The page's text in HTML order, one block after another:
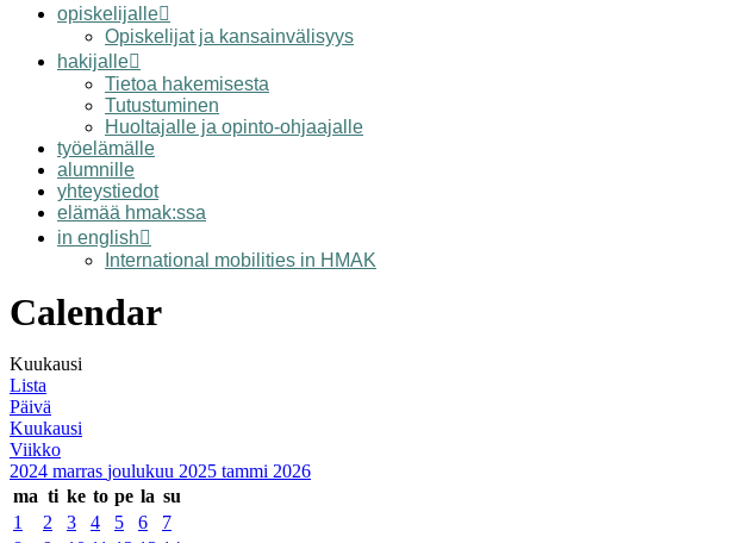
opiskelijalle
Opiskelijat ja kansainvälisyys
hakijalle
Tietoa hakemisesta
Tutustuminen
Huoltajalle ja opinto-ohjaajalle
työelämälle
alumnille
yhteystiedot
elämää hmak:ssa
in english
International mobilities in HMAK
Calendar
Kuukausi
Lista
Päivä
Kuukausi
Viikko
2024 marras joulukuu 2025 tammi 2026
ma ti ke to pe la su
1
2 3 4 5 6
7